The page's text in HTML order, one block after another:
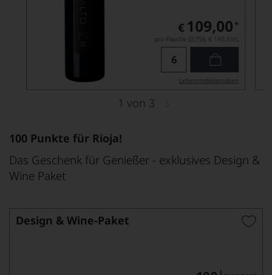
€ 109,00 *
pro Flasche (0.75l), € 145,33 /L
Lebensmittel­angaben
1 von 3
100 Punkte für Rioja!
Das Geschenk für Genießer - exklusives Design &
Wine Paket
Design & Wine-Paket